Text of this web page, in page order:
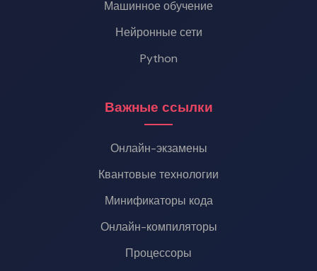
Машинное обучение
Нейронные сети
Python
Важные ссылки
Онлайн-экзамены
Квантовые технологии
Минификаторы кода
Онлайн-компиляторы
Процессоры